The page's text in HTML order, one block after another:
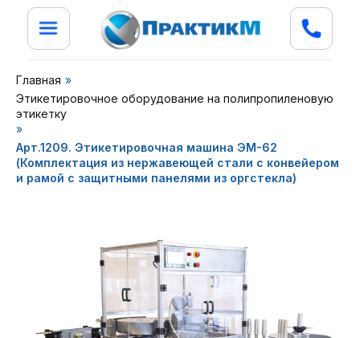
Главная »
Этикетировочное оборудование на полипропиленовую
этикетку
»
Арт.1209. Этикетировочная машина ЭМ-62
(Комплектация из нержавеющей стали с конвейером
и рамой с защитными панелями из оргстекла)